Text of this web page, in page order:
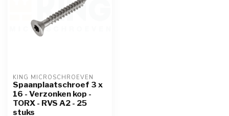
KING MICROSCHROEVEN
Spaanplaatschroef 3 x
16 - Verzonken kop -
TORX - RVS A2 - 25
stuks